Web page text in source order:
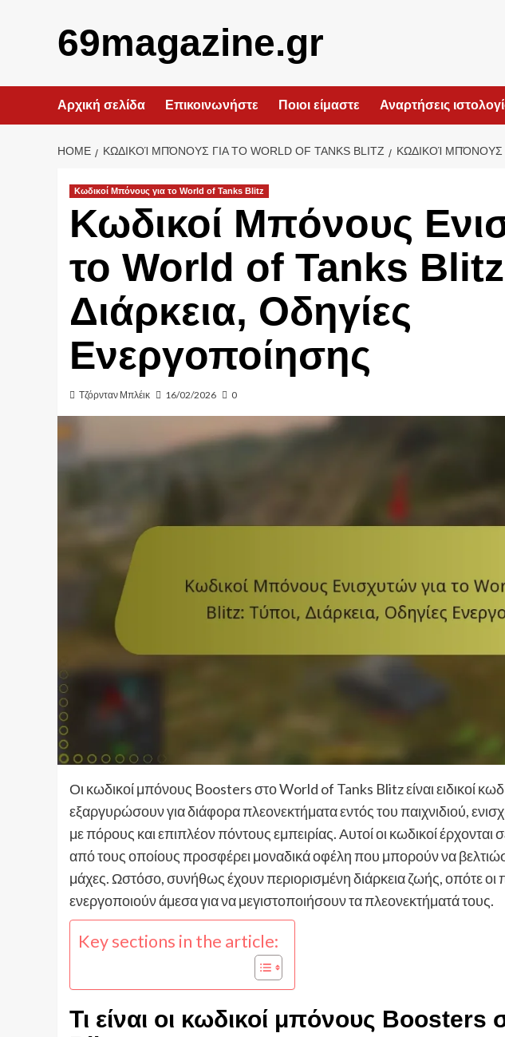
69magazine.gr
Αρχική σελίδα Επικοινωνήστε Ποιοι είμαστε Αναρτήσεις
HOME ΚΩΔΙΚΟΊ ΜΠΌΝΟΥΣ ΓΙΑ ΤΟ WORLD OF TANKS BLITZ ΚΩΔΙΚΟΊ ΜΠΌΝΟΥΣ
Κωδικοί Μπόνους για το World of Tanks Blitz
Κωδικοί Μπόνους
το World of Tanks
Διάρκεια, Οδηγίες
Ενεργοποίησης
Τζόρνταν Μπλέικ 16/02/2026 0
Οι κωδικοί μπόνους Boosters στο World of Tanks Blitz είναι ειδικοί
εξαργυρώσουν για διάφορα πλεονεκτήματα εντός του παιχνιδιού,
με πόρους και επιπλέον πόντους εμπειρίας. Αυτοί οι κωδικοί
από τους οποίους προσφέρει μοναδικά οφέλη που μπορούν να
μάχες. Ωστόσο, συνήθως έχουν περιορισμένη διάρκεια ζωής, οπότε οι
ενεργοποιούν άμεσα για να μεγιστοποιήσουν τα πλεονεκτήματά τους.
Key sections in the article:
Τι είναι οι κωδικοί μπόνους